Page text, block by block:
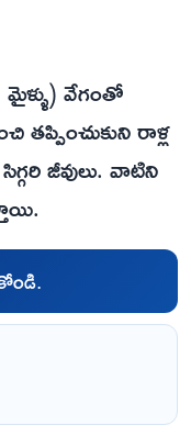
వేగంతో
తప్పించుకుని రాళ్ల
జీవులు. వాటిని